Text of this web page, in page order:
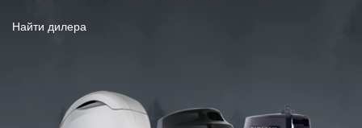
Найти дилера